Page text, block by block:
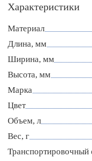
Характеристики
Материал
Длина, мм
Ширина, мм
Высота, мм
Марка
Цвет
Объем, л
Вес, г
Транспортировочный